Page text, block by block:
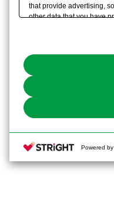
that provide advertising,
other data that you have
the use of all Cookies
Powered